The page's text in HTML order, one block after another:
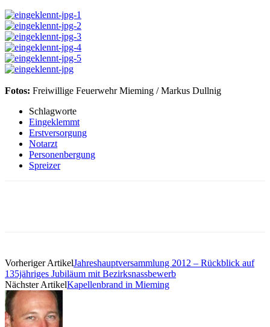
Fotos: Freiwillige Feuerwehr Mieming / Markus Dullnig
Schlagworte
Eingeklemmt
Erstversorgung
Notarzt
Personenbergung
Spreizer
Vorheriger ArtikelJahreshauptversammlung 2012 – Rückblick auf
135jähriges Jubiläum mit Bezirksnassbewerb
Nächster ArtikelKapellenbrand in Mieming